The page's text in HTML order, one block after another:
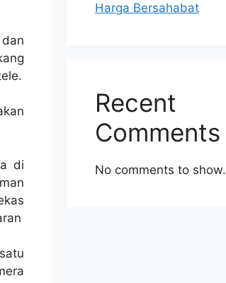
di
Harga Bersahabat
Recent
Comments
No comments to show.